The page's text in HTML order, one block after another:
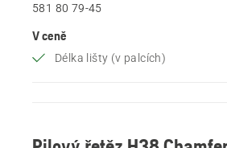
581 80 79‑45
V ceně
Délka lišty (v palcích)